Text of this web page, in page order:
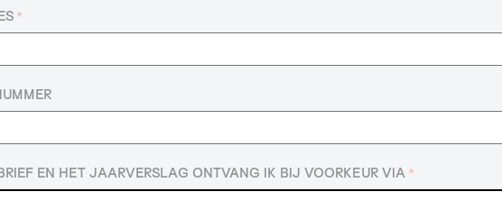
*
EN HET JAARVERSLAG ONTVANG IK BIJ VOORKEUR VIA *